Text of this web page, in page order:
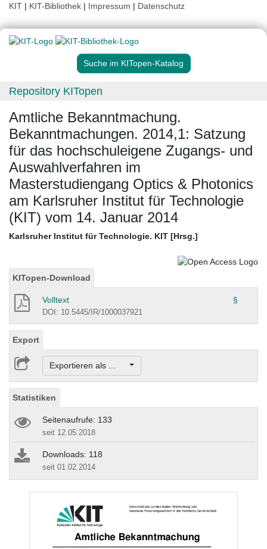
KIT | KIT-Bibliothek | Impressum | Datenschutz
Suche im KITopen-Katalog
Repository KITopen
Amtliche Bekanntmachung.
Bekanntmachungen. 2014,1: Satzung
für das hochschuleigene Zugangs- und
Auswahlverfahren im
Masterstudiengang Optics & Photonics
am Karlsruher Institut für Technologie
(KIT) vom 14. Januar 2014
Karlsruher Institut für Technologie. KIT [Hrsg.]
KITopen-Download
Volltext §
DOI: 10.5445/IR/1000037921
Export
Exportieren als ...
Statistiken
Seitenaufrufe: 133
seit 12.05.2018
Downloads: 118
seit 01.02.2014